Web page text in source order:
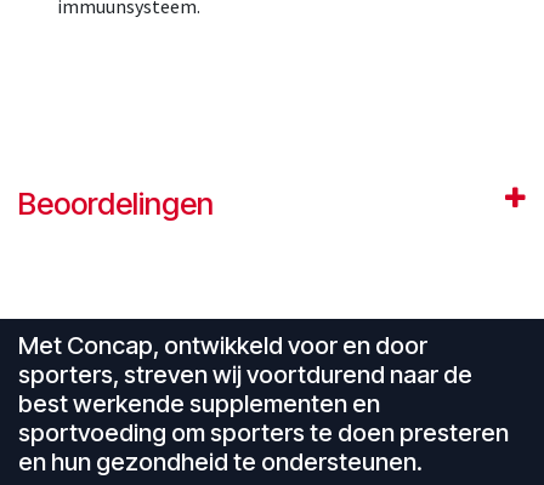
immuunsysteem.
Beoordelingen
Met Concap, ontwikkeld voor en door
sporters, streven wij voortdurend naar de
best werkende supplementen en
sportvoeding om sporters te doen presteren
en hun gezondheid te ondersteunen.